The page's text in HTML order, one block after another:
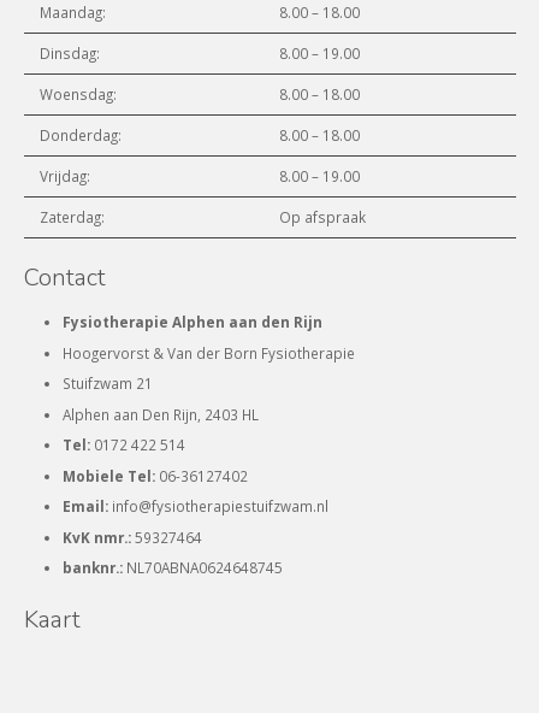
Maandag: 8.00 – 18.00
Dinsdag: 8.00 – 19.00
Woensdag: 8.00 – 18.00
Donderdag: 8.00 – 18.00
Vrijdag: 8.00 – 19.00
Zaterdag: Op afspraak
Contact
Fysiotherapie Alphen aan den Rijn
Hoogervorst & Van der Born Fysiotherapie
Stuifzwam 21
Alphen aan Den Rijn, 2403 HL
Tel: 0172 422 514
Mobiele Tel: 06-36127402
Email: info@fysiotherapiestuifzwam.nl
KvK nmr.:59327464
banknr.: NL70ABNA0624648745
Kaart